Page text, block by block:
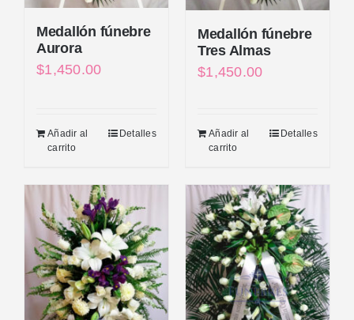
Medallón fúnebre
Aurora
$1,450.00
Añadir al
carrito
Detalles
Medallón fúnebre
Tres Almas
$1,450.00
Añadir al
carrito
Detalles